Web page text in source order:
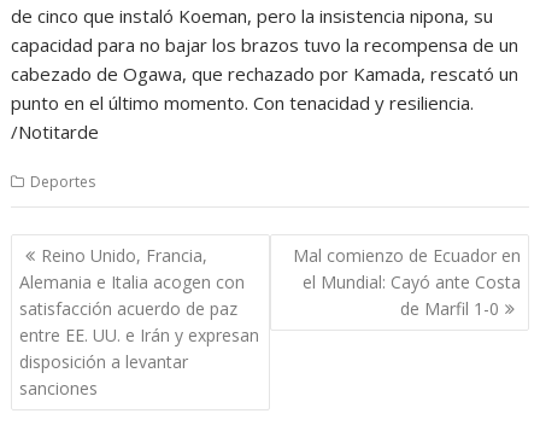
de cinco que instaló Koeman, pero la insistencia nipona, su
capacidad para no bajar los brazos tuvo la recompensa de un
cabezado de Ogawa, que rechazado por Kamada, rescató un
punto en el último momento. Con tenacidad y resiliencia.
/Notitarde
Deportes
Navegación
de
entradas
Reino Unido, Francia,
Alemania e Italia acogen con
satisfacción acuerdo de paz
entre EE. UU. e Irán y expresan
disposición a levantar
sanciones
Mal comienzo de Ecuador en
el Mundial: Cayó ante Costa
de Marfil 1-0